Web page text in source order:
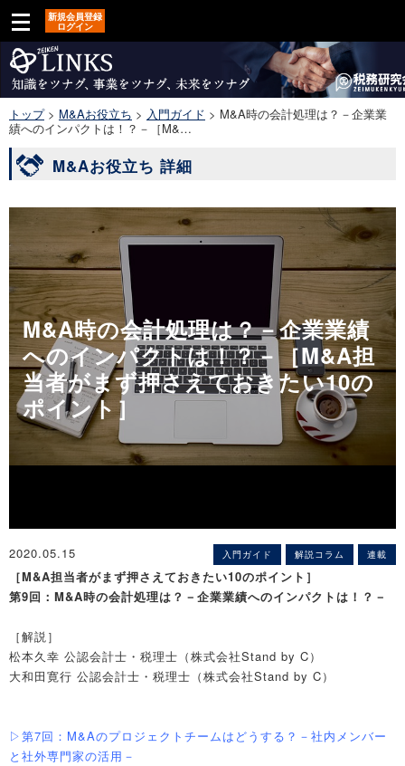
新規会員登録
ログイン
トップ> M&Aお役立ち > 入門ガイド > M&A時の会計処理は？－企業業
績へのインパクトは！？－［M&…
M&Aお役立ち 詳細
M&A時の会計処理は？－企業業績
へのインパクトは！？－［M&A担
当者がまず押さえておきたい10の
ポイント］
2020.05.15 入門ガイド 解説コラム 連載
［M&A担当者がまず押さえておきたい10のポイント］
第9回：M&A時の会計処理は？－企業業績へのインパクトは！？－
［解説］
松本久幸 公認会計士・税理士（株式会社Stand by C）
大和田寛行 公認会計士・税理士（株式会社Stand by C）
▷第7回：M&Aのプロジェクトチームはどうする？－社内メンバー
と社外専門家の活用－